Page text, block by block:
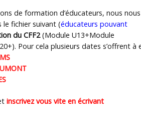
de formation d’éducateurs, nous
le fichier suivant (éducateurs pouvant
du CFF2 (Module U13+Module
Pour cela plusieurs dates s’offrent à
inscrivez vous vite en écrivant